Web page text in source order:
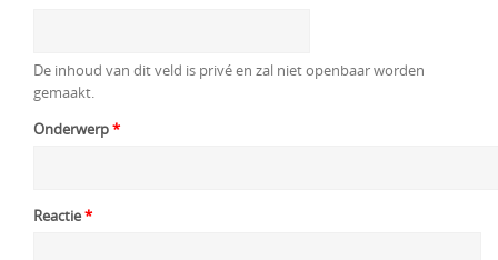
De inhoud van dit veld is privé en zal niet openbaar worden
gemaakt.
Onderwerp*
Reactie*